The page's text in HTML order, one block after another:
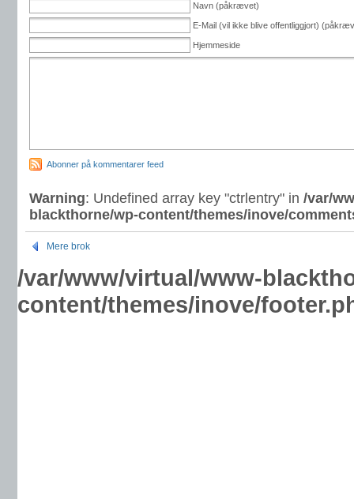
Navn (påkrævet)
E-Mail (vil ikke blive offentliggjort)
Hjemmeside
Abonner på kommentarer feed
Warning: Undefined array key "ctrlentry" in /var/
blackthorne/wp-content/themes/inove/
Mere brok
/var/www/virtual/www-
content/themes/inove/